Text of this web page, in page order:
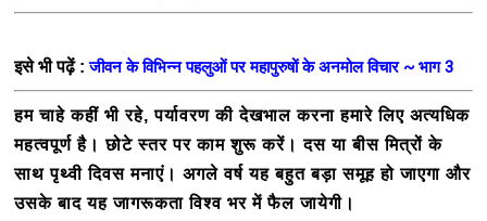
इसे भी पढ़ें :जीवन के विभिन्न पहलुओं पर महापुरुषों के अनमोल विचार ~ भाग 3
हम चाहे कहीं भी रहे, पर्यावरण की देखभाल करना हमारे लिए अत्यधिक
महत्वपूर्ण है। छोटे स्तर पर काम शुरू करें। दस या बीस मित्रों के
साथ पृथ्वी दिवस मनाएं। अगले वर्ष यह बहुत बड़ा समूह हो जाएगा और
उसके बाद यह जागरूकता विश्व भर में फैल जायेगी ।